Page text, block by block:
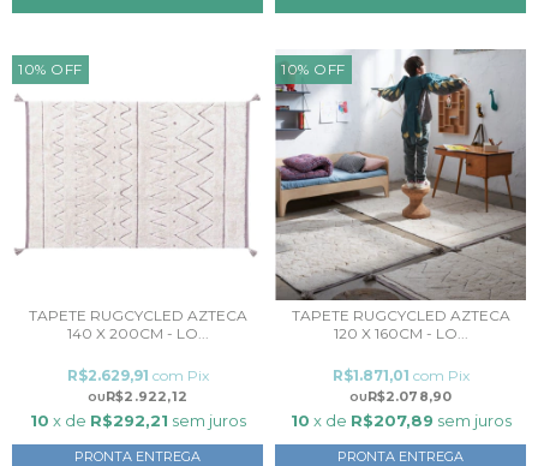
10% OFF
TAPETE RUGCYCLED AZTECA
140 X 200CM - LO...
R$2.922,12
R$2.629,91 com Pix
10 x de R$292,21 sem juros
PRONTA ENTREGA
10% OFF
TAPETE RUGCYCLED AZTECA
120 X 160CM - LO...
R$2.078,90
R$1.871,01 com Pix
10 x de R$207,89 sem juros
PRONTA ENTREGA